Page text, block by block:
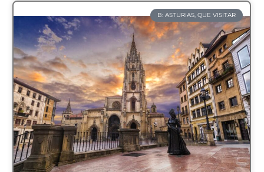
B: ASTURIAS, QUE VISITAR